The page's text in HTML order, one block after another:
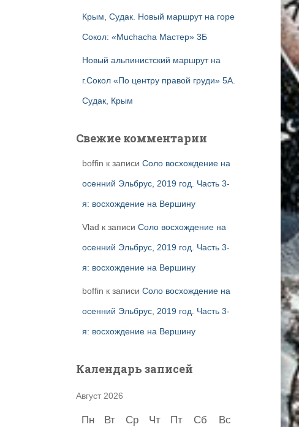
Крым, Судак. Новый маршрут на горе
Сокол: «Muchacha Мастер» 3Б
Новый альпинистский маршрут на
г.Сокол «По центру правой груди» 5А.
Судак, Крым
Свежие комментарии
boffin к записи Соло восхождение на
осенний Эльбрус, 2019 год. Часть 3-
я: восхождение на Вершину
Vlad к записи Соло восхождение на
осенний Эльбрус, 2019 год. Часть 3-
я: восхождение на Вершину
boffin к записи Соло восхождение на
осенний Эльбрус, 2019 год. Часть 3-
я: восхождение на Вершину
Календарь записей
Август 2026
Пн Вт Ср Чт Пт Сб Вс